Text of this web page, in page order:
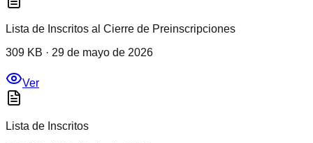
Lista de Inscritos al Cierre de Preinscripciones
309 KB · 29 de mayo de 2026
Ver
Lista de Inscritos